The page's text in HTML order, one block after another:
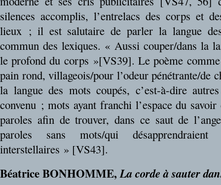
silences accomplis, l’entrelacs des corps et
lieux ; il est salutaire de parler la langue
commun des lexiques. « Aussi couper/dans la
le profond du corps »[VS39]. Le poème
pain rond, villageois/pour l’odeur pénétrante/de
la langue des mots coupés, c’est-à-dire
convenu ; mots ayant franchi l’espace du
paroles afin de trouver, dans ce saut de
paroles sans mots/qui
interstellaires » [VS43].
Béatrice BONHOMME,La corde à sauter